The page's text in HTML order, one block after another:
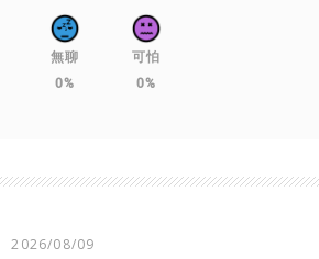
無聊
0%
可怕
0%
2026/08/09